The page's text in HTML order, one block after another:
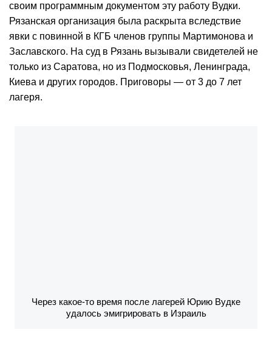
своим программным документом эту работу Вудки.
Рязанская организация была раскрыта вследствие
явки с повинной в КГБ членов группы Мартимонова и
Заславского. На суд в Рязань вызывали свидетелей не
только из Саратова, но из Подмосковья, Ленинграда,
Киева и других городов. Приговоры — от 3 до 7 лет
лагеря.
Через какое-то время после лагерей Юрию Вудке
удалось эмигрировать в Израиль